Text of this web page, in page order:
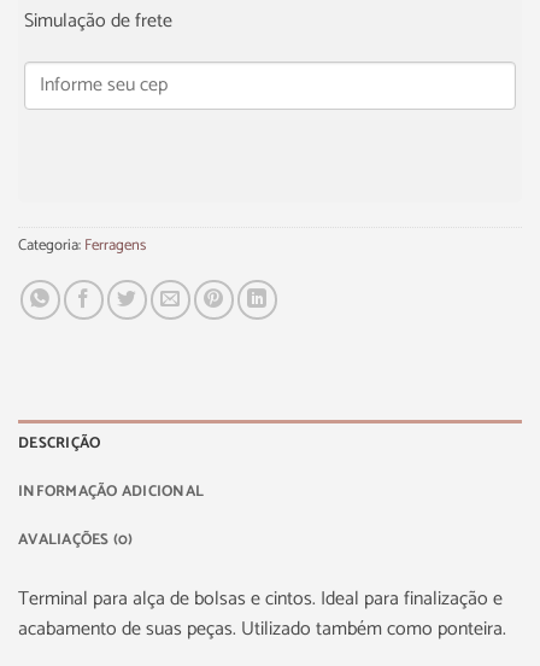
Simulação de frete
Categoria:Ferragens
DESCRIÇÃO
INFORMAÇÃO ADICIONAL
AVALIAÇÕES (0)
Terminal para alça de bolsas e cintos. Ideal para finalização e
acabamento de suas peças. Utilizado também como ponteira.